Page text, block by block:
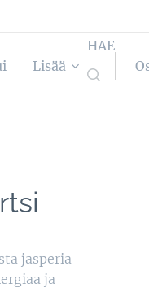
Lisää
HAE
jasperia
ja